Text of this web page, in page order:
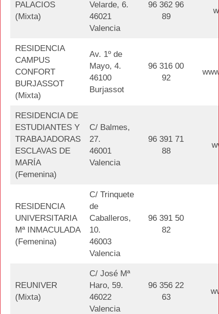
PALACIOS
(Mixta)
Velarde, 6.
46021
Valencia
96 362 96
89
RESIDENCIA
CAMPUS
CONFORT
BURJASSOT
(Mixta)
Av. 1º de
Mayo, 4.
46100
Burjassot
96 316 00
92
RESIDENCIA DE
ESTUDIANTES Y
TRABAJADORAS
ESCLAVAS DE
MARÍA
(Femenina)
C/ Balmes,
27.
46001
Valencia
96 391 71
88
RESIDENCIA
UNIVERSITARIA
Mª INMACULADA
(Femenina)
C/ Trinquete
de
Caballeros,
10.
46003
Valencia
96 391 50
82
REUNIVER
(Mixta)
C/ José Mª
Haro, 59.
46022
Valencia
96 356 22
63